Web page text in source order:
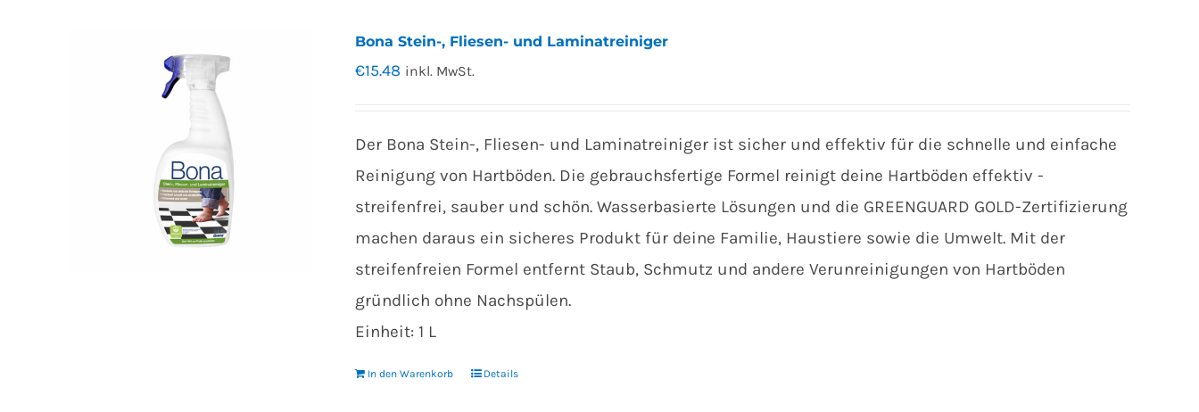
Bona Stein-, Fliesen- und Laminatreiniger
€15.48 inkl. MwSt.
Der Bona Stein-, Fliesen- und Laminatreiniger ist sicher und effektiv für die schnelle und einfache
Reinigung von Hartböden. Die gebrauchsfertige Formel reinigt deine Hartböden effektiv -
streifenfrei, sauber und schön. Wasserbasierte Lösungen und die GREENGUARD GOLD-Zertifizierung
machen daraus ein sicheres Produkt für deine Familie, Haustiere sowie die Umwelt. Mit der
streifenfreien Formel entfernt Staub, Schmutz und andere Verunreinigungen von Hartböden
gründlich ohne Nachspülen.
Einheit: 1 L
In den Warenkorb Details